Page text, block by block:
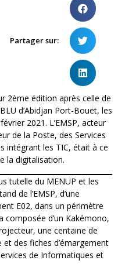
Partager sur:
2ème édition après celle de
d’Abidjan Port-Bouët, les
2021. L’EMSP, acteur
de la Poste, des Services
intégrant les TIC, était à ce
la digitalisation.
tutelle du MENUP et les
de l’EMSP, d’une
E02, dans un périmètre
composée d’un Kakémono,
une centaine de
des fiches d’émargement
de Informatiques et